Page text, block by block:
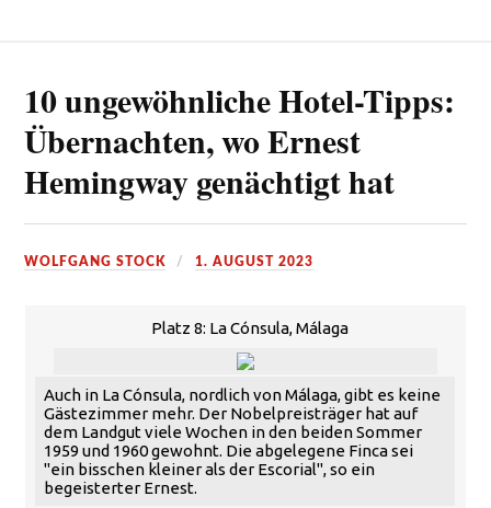
10 ungewöhnliche Hotel-Tipps:
Übernachten, wo Ernest
Hemingway genächtigt hat
WOLFGANG STOCK 1. AUGUST 2023
Platz 8: La Cónsula, Málaga
Auch in La Cónsula, nordlich von Málaga, gibt es keine
Gästezimmer mehr. Der Nobelpreisträger hat auf
dem Landgut viele Wochen in den beiden Sommer
1959 und 1960 gewohnt. Die abgelegene Finca sei
"ein bisschen kleiner als der Escorial", so ein
begeisterter Ernest.